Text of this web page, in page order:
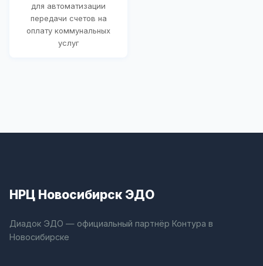
для автоматизации
передачи счетов на
оплату коммунальных
услуг
НРЦ Новосибирск ЭДО
Диадок ЭДО — официальный партнёр Контура в
Новосибирске